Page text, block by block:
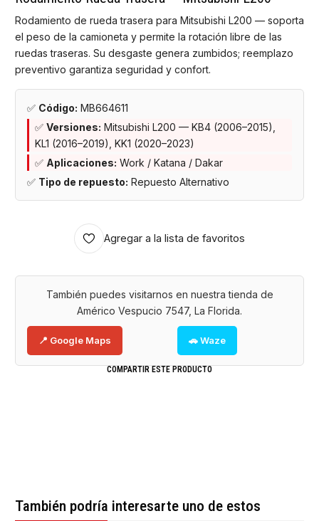
Rodamiento de rueda trasera para Mitsubishi L200 — soporta
el peso de la camioneta y permite la rotación libre de las
ruedas traseras. Su desgaste genera zumbidos; reemplazo
preventivo garantiza seguridad y confort.
✅ Código: MB664611
✅ Versiones: Mitsubishi L200 — KB4 (2006–2015),
KL1 (2016–2019), KK1 (2020–2023)
✅ Aplicaciones: Work / Katana / Dakar
✅ Tipo de repuesto: Repuesto Alternativo
Agregar a la lista de favoritos
También puedes visitarnos en nuestra tienda de
Américo Vespucio 7547, La Florida.
📍 Google Maps 🚗 Waze
COMPARTIR ESTE PRODUCTO
También podría interesarte uno de estos